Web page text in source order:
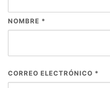
NOMBRE *
CORREO ELECTRÓNICO *